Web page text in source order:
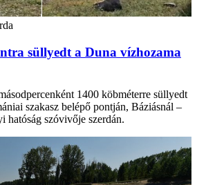
süllyedt a Duna vízhozama
1400 köbméterre süllyedt
szakasz belépő pontján, Báziásnál –
hatóság szóvivője szerdán.